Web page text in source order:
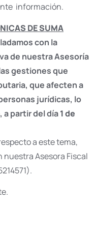
información.
DE SUMA
con la
de nuestra Asesoría
gestiones que
que afecten a
jurídicas, lo
a partir del día1 de
a este tema,
Asesora Fiscal